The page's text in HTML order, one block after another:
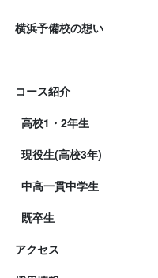
横浜予備校の想い
コース紹介
高校1・2年生
現役生(高校3年)
中高一貫中学生
既卒生
アクセス